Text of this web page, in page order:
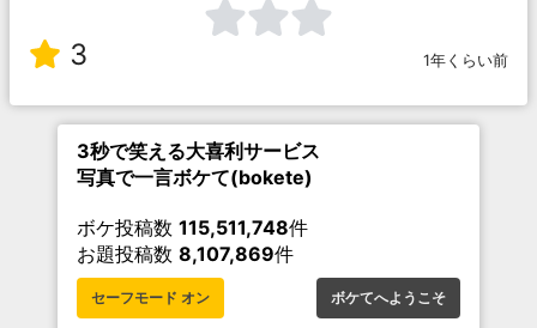
3 1年くらい前
3秒で笑える大喜利サービス
写真で一言ボケて(bokete)
ボケ投稿数 115,511,748件
お題投稿数 8,107,869件
セーフモード オン ボケてへようこそ